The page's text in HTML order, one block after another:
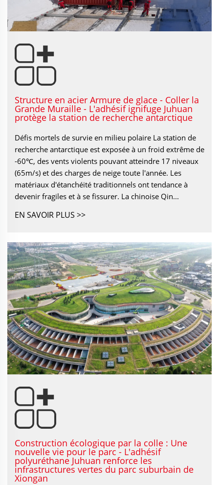
Structure en acier Armure de glace - Coller la
Grande Muraille - L'adhésif ignifuge Juhuan
protège la station de recherche antarctique
Défis mortels de survie en milieu polaire La station de
recherche antarctique est exposée à un froid extrême de
-60℃, des vents violents pouvant atteindre 17 niveaux
(65m/s) et des charges de neige toute l'année. Les
matériaux d'étanchéité traditionnels ont tendance à
devenir fragiles et à se fissurer. La chinoise Qin...
EN SAVOIR PLUS >>
Construction écologique par la colle : Une
nouvelle vie pour le parc - L'adhésif
polyuréthane Juhuan renforce les
infrastructures vertes du parc suburbain de
Xiongan